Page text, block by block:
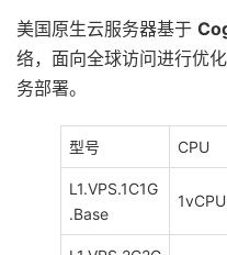
美国原生云服务器基于
络，面向全球访问进行优
务部署。
型号 CPU
L1.VPS.1C1G
.Base
1vCPU